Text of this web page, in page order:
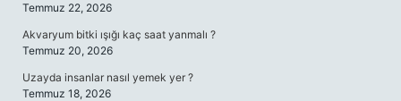
Temmuz 22, 2026
Akvaryum bitki ışığı kaç saat yanmalı ?
Temmuz 20, 2026
Uzayda insanlar nasıl yemek yer ?
Temmuz 18, 2026